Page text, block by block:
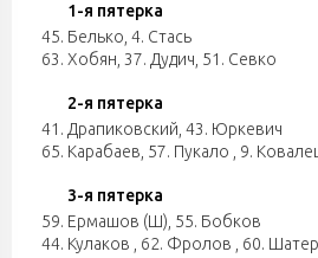
1-я пятерка
45. Белько 4. Стась
63. Хобян 37. Дудич 51. Севко
2-я пятерка
41. Драпиковский 43. Юркевич
65. Карабаев 57. Пукало 9.
3-я пятерка
59. Ермашов (Ш) 55. Бобков
44. Кулаков
62. Фролов 60.